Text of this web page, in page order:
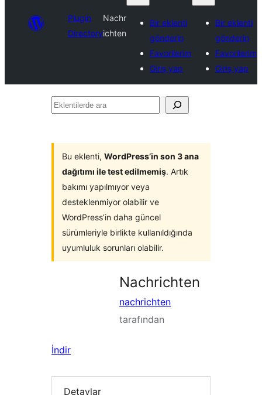
Plugin
Directory
Nachr
ichten
Bir eklenti
gönderin
Favorilerim
Giriş yap
Bir eklenti
gönderin
Favorilerim
Giriş yap
Eklentilerde
Bu eklenti, WordPress’in son 3 ana
dağıtımı ile test edilmemiş. Artık
bakımı yapılmıyor veya
desteklenmiyor olabilir ve
WordPress’in daha güncel
sürümleriyle birlikte kullanıldığında
uyumluluk sorunları olabilir.
Nachrichten
nachrichten
tarafından
İndir
Detaylar